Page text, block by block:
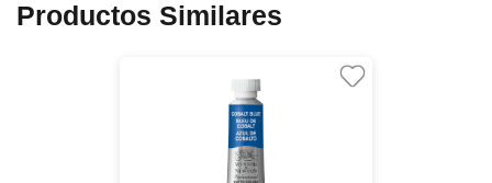
Productos Similares